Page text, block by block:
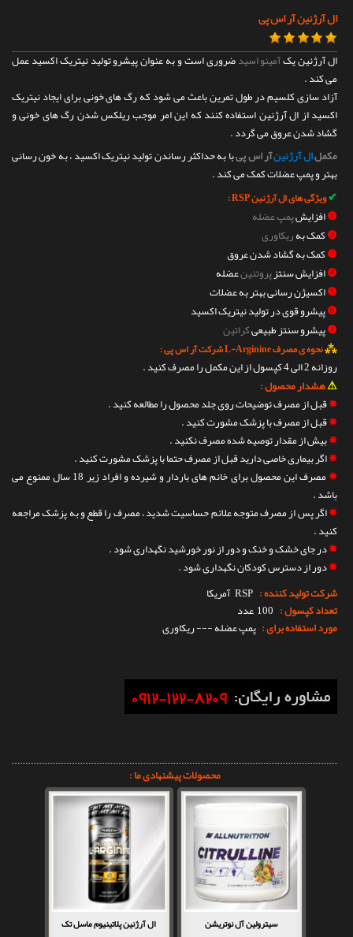
ال آرژنین آر اس پی
ال آرژنین یکآمینو اسیدضروری است و به عنوان پیشرو تولید نیتریک اکسید عمل
می کند .
آزاد سازی کلسیم در طول تمرین باعث می شود که رگ های خونی برای ایجاد نیتریک
اکسید از ال آرژنین استفاده کنند که این امر موجب ریلکس شدن رگ های خونی و
گشاد شدن عروق می گردد .
مکملال آرژنینآر اس پیبا به حداکثر رساندن تولید نیتریک اکسید ، به خون رسانی
بهتر و پمپ عضلات کمک می کند .
✔ویژگی های ال آرژنین RSP :
❶افزایشپمپ عضله
❷کمک بهریکاوری
❸کمک به گشاد شدن عروق
❹افزایش سنتزپروتئینعضله
❺اکسیژن رسانی بهتر به عضلات
❻پیشرو قوی در تولید نیتریک اکسید
❼پیشرو سنتز طبیعیکراتین
⁂نحوه ی مصرف L-Arginine شرکت آر اس پی :
روزانه 2 الی 4 کپسول از این مکمل را مصرف کنید .
⚠هشدار محصول :
✵قبل از مصرف توضیحات روی جلد محصول را مطالعه کنید .
✵قبل از مصرف با پزشک مشورت کنید .
✵بیش از مقدار توصیه شده مصرف نکنید .
✵اگر بیماری خاصی دارید قبل از مصرف حتما با پزشک مشورت کنید .
✵
مصرف این محصول برای خانم های باردار و شیرده و افراد زیر 18 سال ممنوع می
باشد .
✵اگر پس از مصرف متوجه علائم حساسیت شدید ، مصرف را قطع و به پزشک مراجعه
کنید .
✵در جای خشک و خنک و دور از نور خورشید نگهداری شود .
✵دور از دسترس کودکان نگهداری شود .
شرکت تولید کننده : RSP آمریکا
تعداد کپسول : 100 عدد
مورد استفاده برای : پمپ عضله --- ریکاوری
محصولات پیشنهادی ما :
سیترولین آل نوتریشن ال آرژنین پلاتینیوم ماسل تک